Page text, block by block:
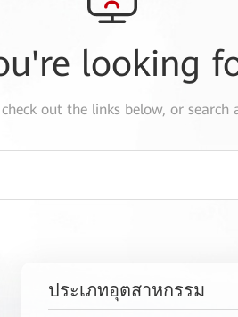
looking
out the links below, or search
ประเภทอุตสาหกรรม